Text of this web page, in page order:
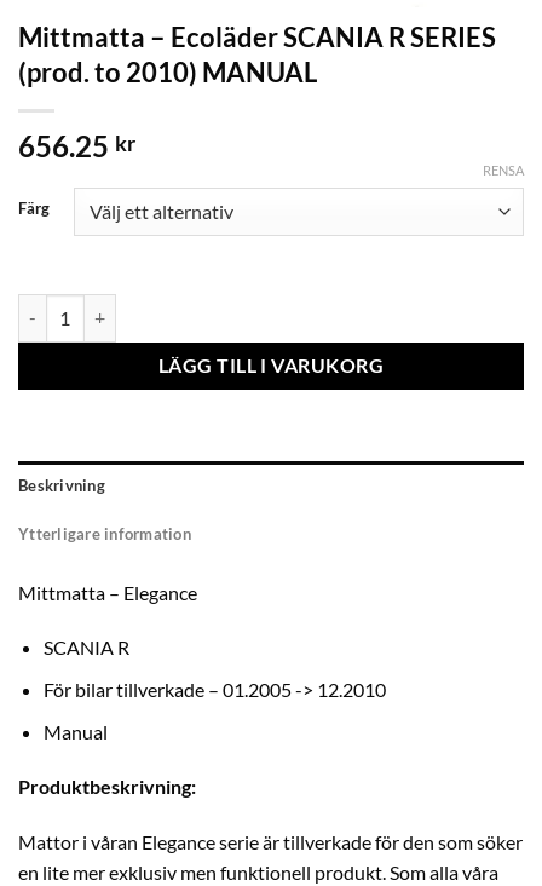
Mittmatta – Ecoläder SCANIA R SERIES
(prod. to 2010) MANUAL
656.25 kr
Färg
RENSA
LÄGG TILL I VARUKORG
Beskrivning
Ytterligare information
Mittmatta – Elegance
SCANIA R
För bilar tillverkade – 01.2005 -> 12.2010
Manual
Produktbeskrivning:
Mattor i våran Elegance serie är tillverkade för den som söker
en lite mer exklusiv men funktionell produkt. Som alla våra